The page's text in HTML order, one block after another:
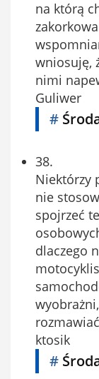
na którą
wniosuję,
nimi
Guliwer
#
38.
Niektórzy
nie
spojrzeć
dlaczego
rozmawiać
ktosik
#